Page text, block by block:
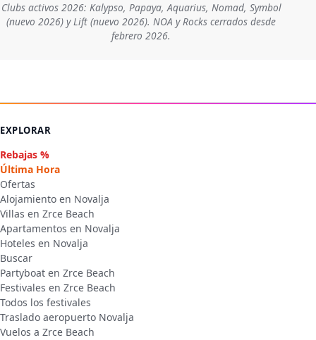
Clubs activos 2026: Kalypso, Papaya, Aquarius, Nomad, Symbol
(nuevo 2026) y Lift (nuevo 2026). NOA y Rocks cerrados desde
febrero 2026.
EXPLORAR
Rebajas %
Última Hora
Ofertas
Alojamiento en Novalja
Villas en Zrce Beach
Apartamentos en Novalja
Hoteles en Novalja
Buscar
Partyboat en Zrce Beach
Festivales en Zrce Beach
Todos los festivales
Traslado aeropuerto Novalja
Vuelos a Zrce Beach